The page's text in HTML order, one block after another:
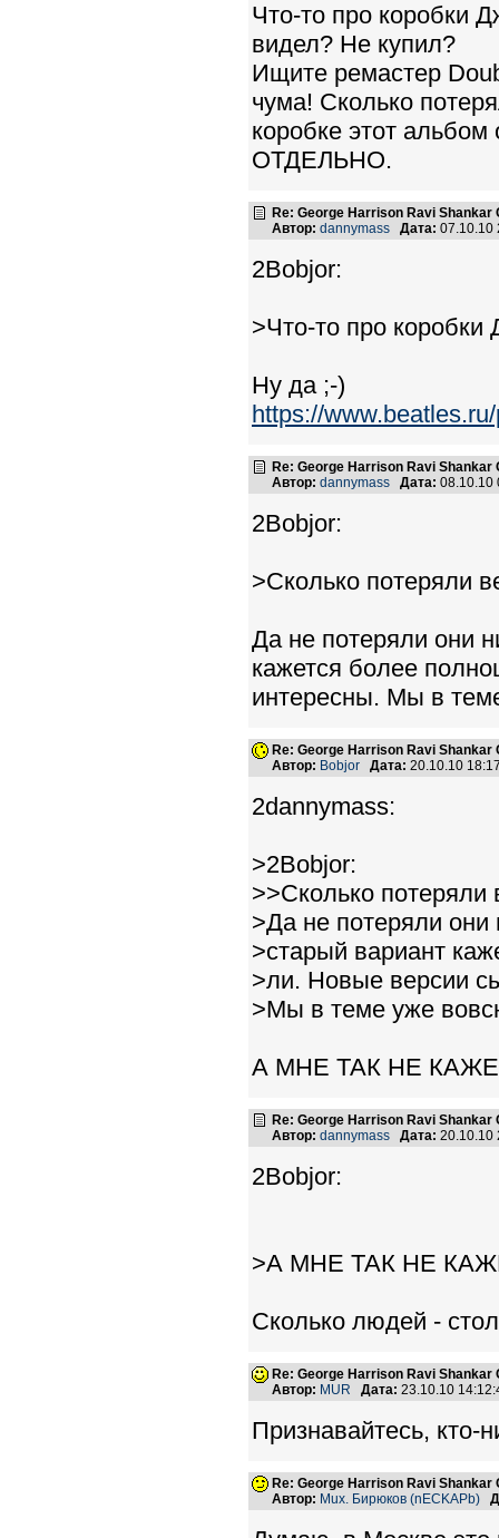
Что-то про коробки
видел? Не купил?
Ищите ремастер
чума! Сколько
коробке этот
ОТДЕЛЬНО.
Re: George Harrison Ravi
Автор: dannymass Дата:
2Bobjor:
>Что-то про коробки
Ну да ;-)
https://
Re: George Harrison Ravi
Автор: dannymass Дата:
2Bobjor:
>Сколько потеряли
Да не потеряли они
кажется более
интересны. Мы в
Re: George Harrison Ravi
Автор: Bobjor Дата: 20.10.10
2dannymass:
>2Bobjor:
>>Сколько
>Да не потеряли
>старый вариант
>ли. Новые версии
>Мы в теме уже
А МНЕ ТАК НЕ
Re: George Harrison Ravi
Автор: dannymass Дата:
2Bobjor:
>А МНЕ ТАК НЕ
Сколько людей -
Re: George Harrison Ravi
Автор: MUR Дата: 23.10.10
Признавайтесь, кто-
Re: George Harrison Ravi
Автор: Mux. Бирюков (nECKAPb)